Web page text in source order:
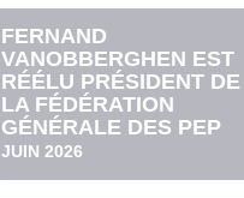
FERNAND
VANOBBERGHEN EST
RÉÉLU PRÉSIDENT DE
LA FÉDÉRATION
GÉNÉRALE DES PEP
JUIN 2026